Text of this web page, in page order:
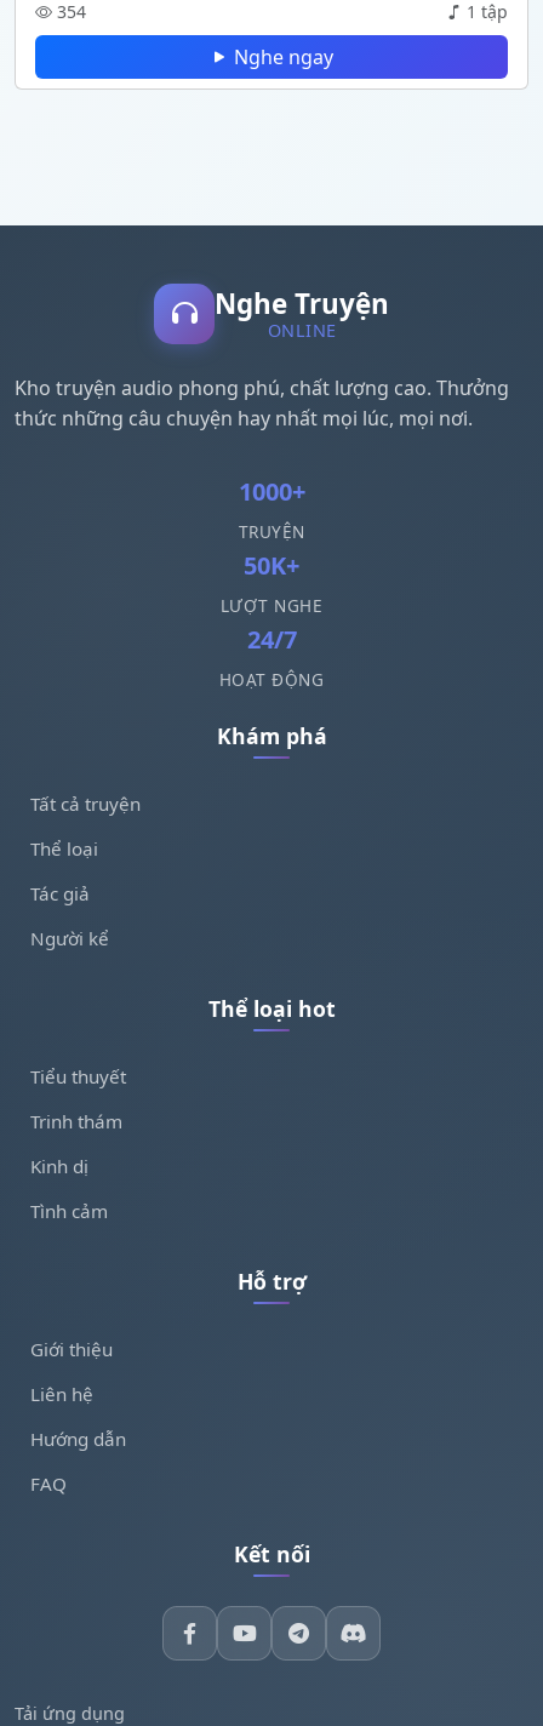
354 1 tập
Nghe ngay
Nghe Truyện
ONLINE
Kho truyện audio phong phú, chất lượng cao. Thưởng
thức những câu chuyện hay nhất mọi lúc, mọi nơi.
1000+
TRUYỆN
50K+
LƯỢT NGHE
24/7
HOẠT ĐỘNG
Khám phá
Tất cả truyện
Thể loại
Tác giả
Người kể
Thể loại hot
Tiểu thuyết
Trinh thám
Kinh dị
Tình cảm
Hỗ trợ
Giới thiệu
Liên hệ
Hướng dẫn
FAQ
Kết nối
Tải ứng dụng